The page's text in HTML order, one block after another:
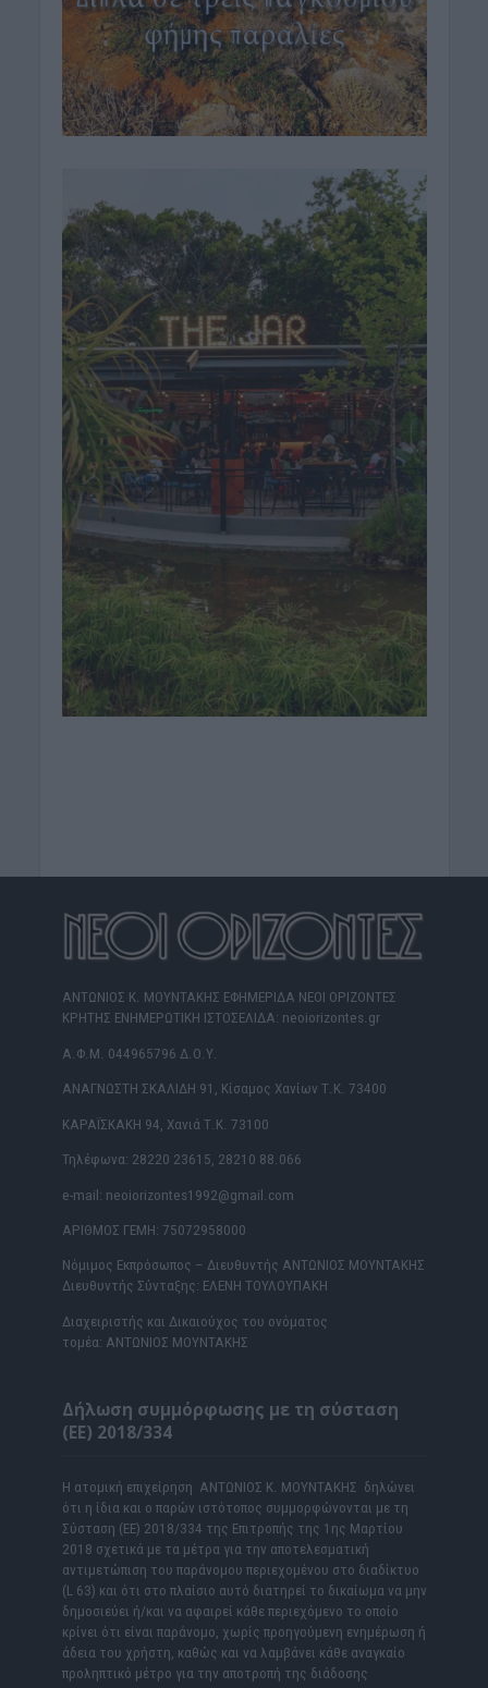
ΑΝΤΩΝΙΟΣ Κ. ΜΟΥΝΤΑΚΗΣ ΕΦΗΜΕΡΙΔΑ ΝΕΟΙ ΟΡΙΖΟΝΤΕΣ
ΚΡΗΤΗΣ ΕΝΗΜΕΡΩΤΙΚΗ ΙΣΤΟΣΕΛΙΔΑ: neoiorizontes.gr
Α.Φ.Μ. 044965796 Δ.Ο.Υ.
ΑΝΑΓΝΩΣΤΗ ΣΚΑΛΙΔΗ 91, Κίσαμος Χανίων Τ.Κ. 73400
ΚΑΡΑΪΣΚΑΚΗ 94, Χανιά Τ.Κ. 73100
Τηλέφωνα: 28220 23615, 28210 88.066
e-mail: neoiorizontes1992@gmail.com
ΑΡΙΘΜΟΣ ΓΕΜΗ: 75072958000
Νόμιμος Εκπρόσωπος – Διευθυντής ΑΝΤΩΝΙΟΣ ΜΟΥΝΤΑΚΗΣ
Διευθυντής Σύνταξης: ΕΛΕΝΗ ΤΟΥΛΟΥΠΑΚΗ
Διαχειριστής και Δικαιούχος του ονόματος
τομέα: ΑΝΤΩΝΙΟΣ ΜΟΥΝΤΑΚΗΣ
Δήλωση συμμόρφωσης με τη σύσταση
(ΕΕ) 2018/334
Η ατομική επιχείρηση ΑΝΤΩΝΙΟΣ Κ. ΜΟΥΝΤΑΚΗΣ δηλώνει
ότι η ίδια και ο παρών ιστότοπος συμμορφώνονται με τη
Σύσταση (ΕΕ) 2018/334 της Επιτροπής της 1ης Μαρτίου
2018 σχετικά με τα μέτρα για την αποτελεσματική
αντιμετώπιση του παράνομου περιεχομένου στο διαδίκτυο
(L 63) και ότι στο πλαίσιο αυτό διατηρεί το δικαίωμα να μην
δημοσιεύει ή/και να αφαιρεί κάθε περιεχόμενο το οποίο
κρίνει ότι είναι παράνομο, χωρίς προηγούμενη ενημέρωση ή
άδεια του χρήστη, καθώς και να λαμβάνει κάθε αναγκαίο
προληπτικό μέτρο για την αποτροπή της διάδοσης